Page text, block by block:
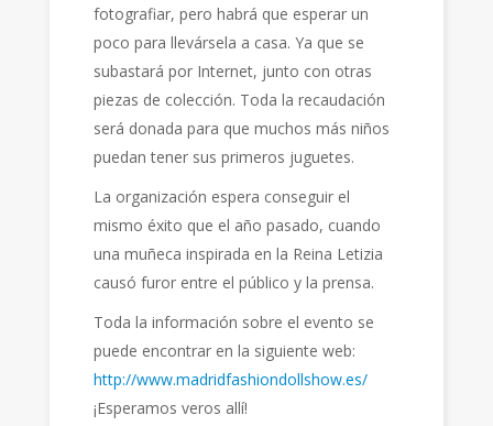
fotografiar, pero habrá que esperar un
poco para llevársela a casa. Ya que se
subastará por Internet, junto con otras
piezas de colección. Toda la recaudación
será donada para que muchos más niños
puedan tener sus primeros juguetes.
La organización espera conseguir el
mismo éxito que el año pasado, cuando
una muñeca inspirada en la Reina Letizia
causó furor entre el público y la prensa.
Toda la información sobre el evento se
puede encontrar en la siguiente web:
http://www.madridfashiondollshow.es/
¡Esperamos veros allí!